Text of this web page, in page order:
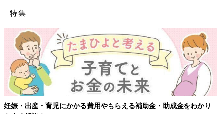
特集
妊娠・出産・育児にかかる費用やもらえる補助金・助成金をわかり